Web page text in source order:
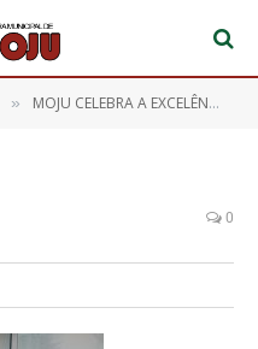
» MOJU CELEBRA A EXCELÊNCIA DOS NOSSOS ESTUDANTES! 🎖️📖
0